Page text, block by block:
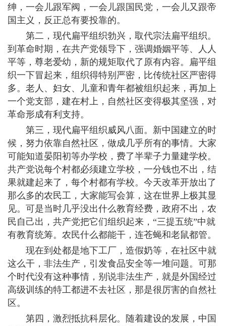
绅，一会儿跟军阀，一会儿跟国民党，一会儿又跟帝
国主义，反正总有要投靠的。
第二，现代扁平组织勃兴，取代宗法扁平组织。
到革命时期，在共产党领导下，强调婚姻平等、人人
平等，尊老爱幼，新的规矩取代了原有内容。扁平组
织一下冒起来，组织得特别严密，比传统社区严密得
多。老人、妇女、儿童和青年都被组织起来，再加上
一个党支部，建在村上，自然社区变得极其坚强，对
革命形成有利支持。
第三，现代扁平组织威风八面。新中国建立的时
候，努力依靠自然社区，做成几乎所有的事情。大家
可能知道晏阳初等办学校，费了半辈子力量建学校。
共产党说每个村都必须建立学校，一分钱也不出，结
果就建起来了，每个村都有学校。今天改革开放出了
那么多的农民工，大家能写会算，这在世界上极其显
见。可是当时几乎没出什么教育经费，政府不出，农
民自己出，共产党把它们组织起来，“三提五统”中就
有教育统筹。农民什么都能干，连苍蝇和老鼠都管。
现在到处都是地下工厂，造假奶等，在社区中就
这么干，非法生产，引发食品安全等一堆问题。可那
个时代没有这种事情，别说非法生产，就是外国经过
高级训练的特工都进不去社区，那是很厉害的自然社
区。
第四，激烈抵抗科层化。随着建设的发展，中国